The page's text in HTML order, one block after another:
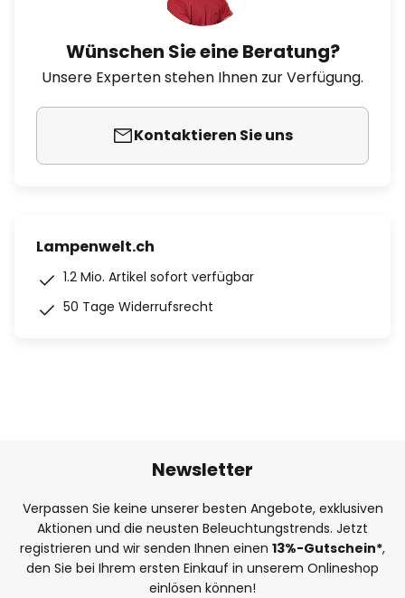
Wünschen Sie eine Beratung?
Unsere Experten stehen Ihnen zur Verfügung.
Kontaktieren Sie uns
Lampenwelt.ch
1.2 Mio. Artikel sofort verfügbar
50 Tage Widerrufsrecht
Newsletter
Verpassen Sie keine unserer besten Angebote, exklusiven
Aktionen und die neusten Beleuchtungstrends. Jetzt
registrieren und wir senden Ihnen einen 13%-Gutschein*,
den Sie bei Ihrem ersten Einkauf in unserem Onlineshop
einlösen können!